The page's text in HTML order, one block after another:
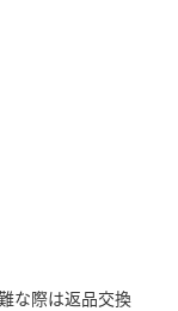
な際は返品交換